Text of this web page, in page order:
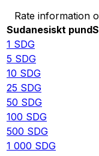
Rate information
Sudanesiskt pund
1 SDG
5 SDG
10 SDG
25 SDG
50 SDG
100 SDG
500 SDG
1 000 SDG